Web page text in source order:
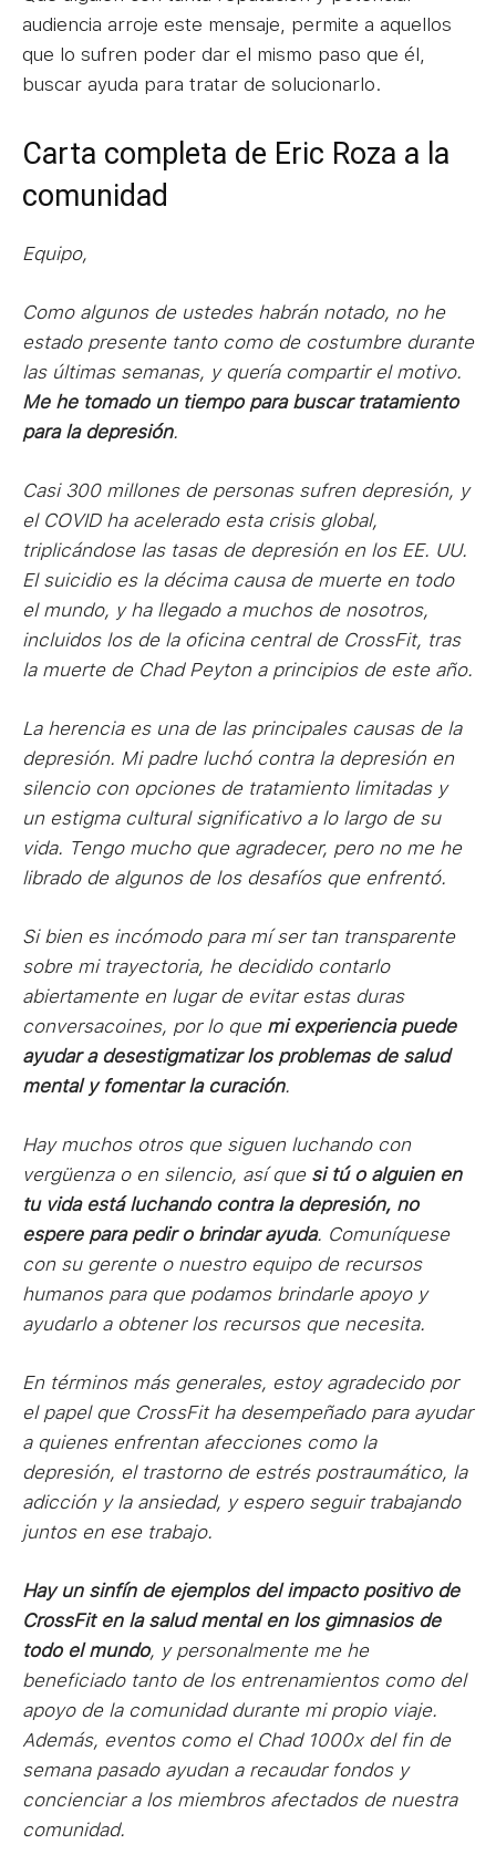
audiencia arroje este mensaje, permite a aquellos
que lo sufren poder dar el mismo paso que él,
buscar ayuda para tratar de solucionarlo.
Carta completa de Eric Roza a la
comunidad
Equipo,
Como algunos de ustedes habrán notado, no he
estado presente tanto como de costumbre durante
las últimas semanas, y quería compartir el motivo.
Me he tomado un tiempo para buscar tratamiento
para la depresión.
Casi 300 millones de personas sufren depresión, y
el COVID ha acelerado esta crisis global,
triplicándose las tasas de depresión en los EE. UU.
El suicidio es la décima causa de muerte en todo
el mundo, y ha llegado a muchos de nosotros,
incluidos los de la oficina central de CrossFit, tras
la muerte de Chad Peyton a principios de este año.
La herencia es una de las principales causas de la
depresión. Mi padre luchó contra la depresión en
silencio con opciones de tratamiento limitadas y
un estigma cultural significativo a lo largo de su
vida. Tengo mucho que agradecer, pero no me he
librado de algunos de los desafíos que enfrentó.
Si bien es incómodo para mí ser tan transparente
sobre mi trayectoria, he decidido contarlo
abiertamente en lugar de evitar estas duras
conversacoines, por lo que mi experiencia puede
ayudar a desestigmatizar los problemas de salud
mental y fomentar la curación.
Hay muchos otros que siguen luchando con
vergüenza o en silencio, así que si tú o alguien en
tu vida está luchando contra la depresión, no
espere para pedir o brindar ayuda. Comuníquese
con su gerente o nuestro equipo de recursos
humanos para que podamos brindarle apoyo y
ayudarlo a obtener los recursos que necesita.
En términos más generales, estoy agradecido por
el papel que CrossFit ha desempeñado para ayudar
a quienes enfrentan afecciones como la
depresión, el trastorno de estrés postraumático, la
adicción y la ansiedad, y espero seguir trabajando
juntos en ese trabajo.
Hay un sinfín de ejemplos del impacto positivo de
CrossFit en la salud mental en los gimnasios de
todo el mundo, y personalmente me he
beneficiado tanto de los entrenamientos como del
apoyo de la comunidad durante mi propio viaje.
Además, eventos como el Chad 1000x del fin de
semana pasado ayudan a recaudar fondos y
concienciar a los miembros afectados de nuestra
comunidad.